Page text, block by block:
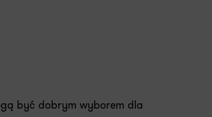
być dobrym wyborem dla